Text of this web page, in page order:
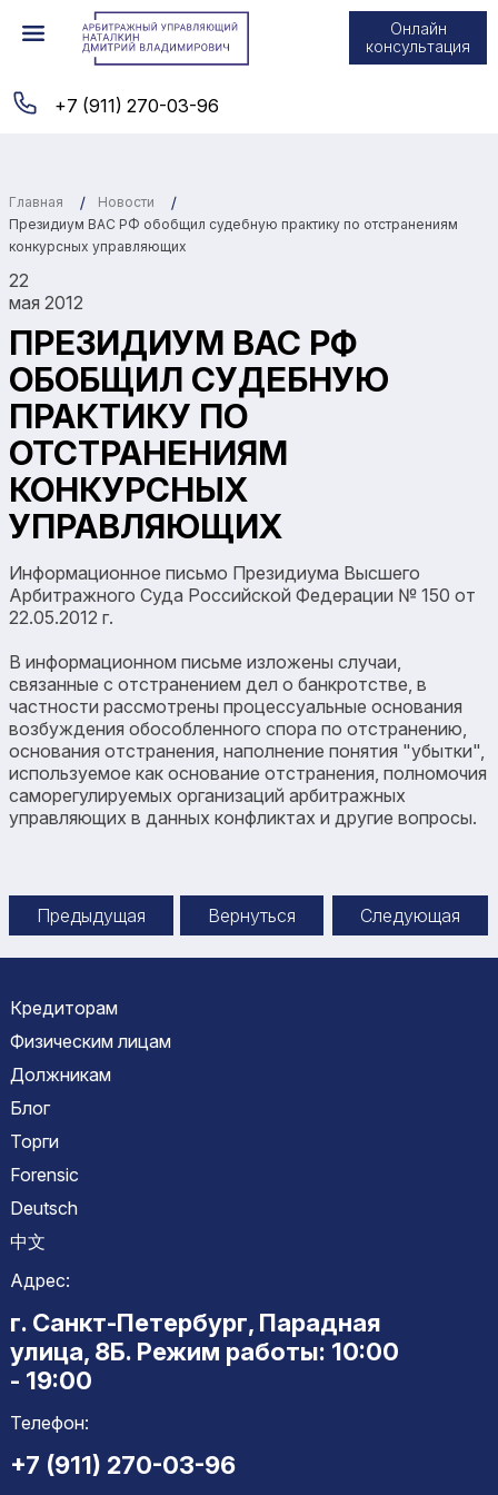
Онлайн
консультация
+7 (911) 270-03-96
Главная
Новости
Президиум ВАС РФ обобщил судебную практику по отстранениям
конкурсных управляющих
22
мая 2012
ПРЕЗИДИУМ ВАС РФ
ОБОБЩИЛ СУДЕБНУЮ
ПРАКТИКУ ПО
ОТСТРАНЕНИЯМ
КОНКУРСНЫХ
УПРАВЛЯЮЩИХ
Информационное письмо Президиума Высшего
Арбитражного Суда Российской Федерации № 150 от
22.05.2012 г.
В информационном письме изложены случаи,
связанные с отстранением дел о банкротстве, в
частности рассмотрены процессуальные основания
возбуждения обособленного спора по отстранению,
основания отстранения, наполнение понятия "убытки",
используемое как основание отстранения, полномочия
саморегулируемых организаций арбитражных
управляющих в данных конфликтах и другие вопросы.
Предыдущая Вернуться Следующая
Кредиторам
Физическим лицам
Должникам
Блог
Торги
Forensic
Deutsch
中文
Адрес:
г. Санкт-Петербург, Парадная
улица, 8Б. Режим работы: 10:00
- 19:00
Телефон:
+7 (911) 270-03-96